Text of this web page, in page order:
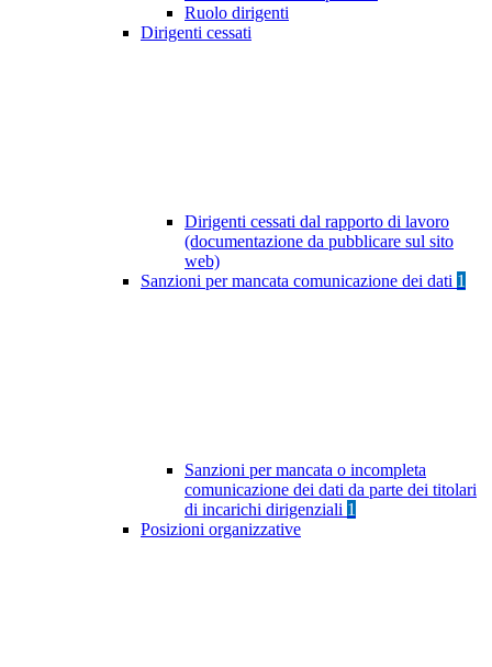
Ruolo dirigenti
Dirigenti cessati
Dirigenti cessati dal rapporto di lavoro
(documentazione da pubblicare sul sito
web)
Sanzioni per mancata comunicazione dei dati 1
Sanzioni per mancata o incompleta
comunicazione dei dati da parte dei titolari
di incarichi dirigenziali 1
Posizioni organizzative